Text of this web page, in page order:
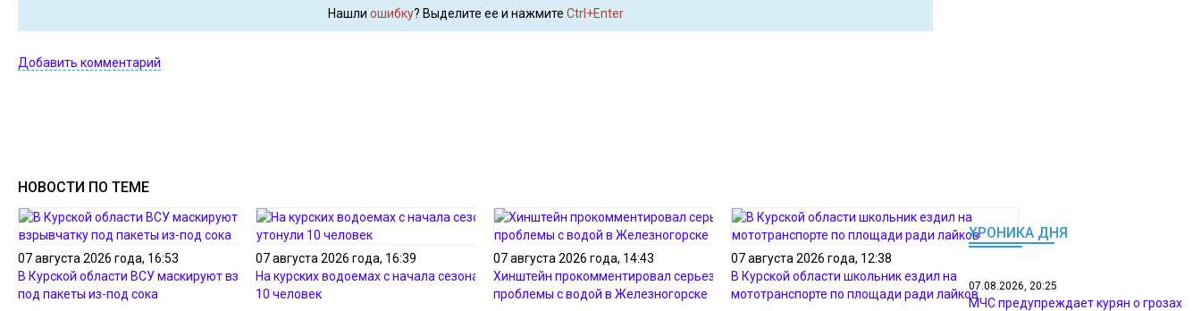
Нашли ошибку? Выделите ее и нажмите Ctrl+Enter
Добавить комментарий
НОВОСТИ ПО ТЕМЕ
07 августа 2026 года, 16:53
В Курской области ВСУ маскируют взрывчатку
под пакеты из-под сока
07 августа 2026 года, 16:39
На курских водоемах с начала сезона утонули
10 человек
07 августа 2026 года, 14:43
Хинштейн прокомментировал серьезные
проблемы с водой в Железногорске
07 августа 2026 года, 12:38
В Курской области школьник ездил на
мототранспорте по площади ради лайков
ХРОНИКА ДНЯ
07.08.2026, 20:25
МЧС предупреждает курян о грозах